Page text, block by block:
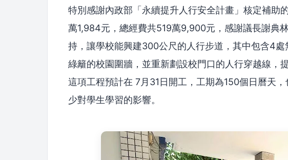
特別感謝內政部「永續提升人行安全計畫」核定補助
萬1,984元，總經費共519萬9,900元，感謝議長謝典
持，讓學校能興建300公尺的人行步道，其中包含4
綠籬的校園圍牆，並重新劃設校門口的人行穿越線，
這項工程預計在 7月31日開工，工期為150個日曆天
少對學生學習的影響。